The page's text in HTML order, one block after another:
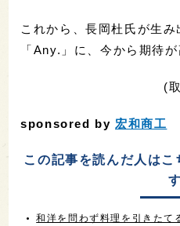
これから、長岡杜氏が生
「Any.」に、今から期待が
(
sponsored by 宏和商工
この記事を読んだ人はこ
す
和洋を問わず料理を引きたて